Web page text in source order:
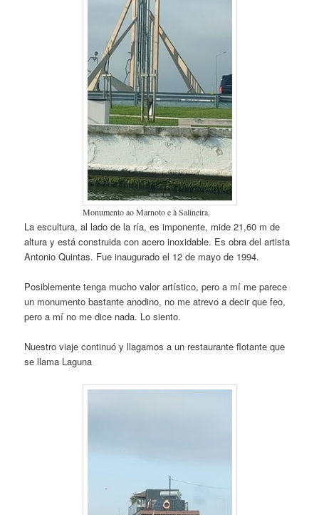
Monumento ao Marnoto e à Salineira.
La escultura, al lado de la ría, es imponente, mide 21,60 m de
altura y está construida con acero inoxidable. Es obra del artista
Antonio Quintas. Fue inaugurado el 12 de mayo de 1994.
Posiblemente tenga mucho valor artístico, pero a mí me parece
un monumento bastante anodino, no me atrevo a decir que feo,
pero a mí no me dice nada. Lo siento.
Nuestro viaje continuó y llagamos a un restaurante flotante que
se llama Laguna